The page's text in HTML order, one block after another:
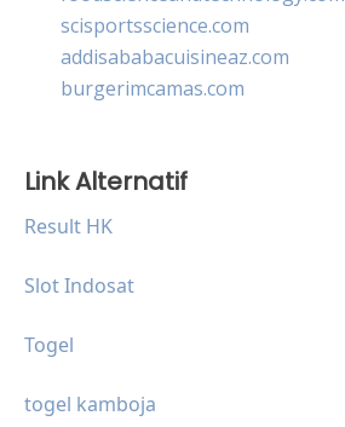
scisportsscience.com
addisababacuisineaz.com
burgerimcamas.com
Link Alternatif
Result HK
Slot Indosat
Togel
togel kamboja